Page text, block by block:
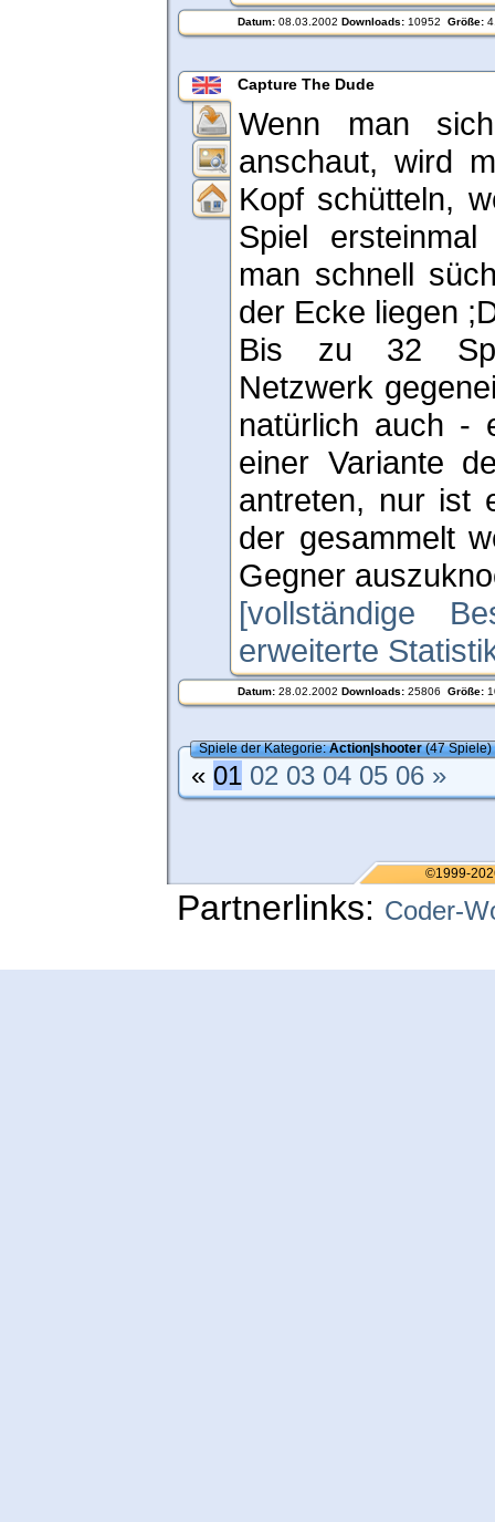
Datum: 08.03.2002 Downloads: 10952 Größe:
Capture The Dude
Wenn man
anschaut, wird
Kopf schütteln,
Spiel
man schnell
der Ecke liegen
Bis zu 32
Netzwerk
natürlich auch -
einer Variante
antreten, nur ist
der gesammelt
Gegner
[vollständige
erweiterte
Datum: 28.02.2002 Downloads: 25806 Größe:
Spiele der Kategorie:Action|shooter(47 Spiele)
« 01 02 03 04 05 06 »
©1999-
Partnerlinks: Coder-